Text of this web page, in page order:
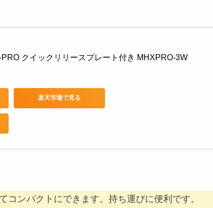
PRO クイックリリースプレート付き MHXPRO-3W
楽天市場で見る
コンパクトにできます。持ち運びに便利です。